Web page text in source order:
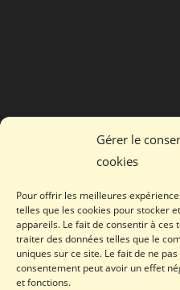
Gérer le
cookies
Pour offrir les meilleures
telles que les cookies pour stocker
appareils. Le fait de consentir à ces
traiter des données telles que le
uniques sur ce site. Le fait de ne
consentement peut avoir un effet
et fonctions.
© David